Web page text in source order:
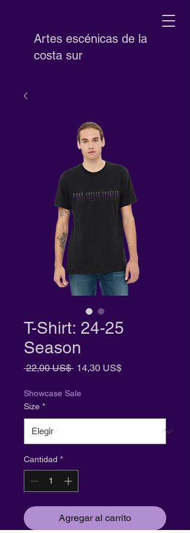
Artes escénicas de la
costa sur
T-Shirt: 24-25
Season
22,00 US$ Precio
14,30 US$Precio
Showcase Sale
Size *
Cantidad *
Agregar al carrito